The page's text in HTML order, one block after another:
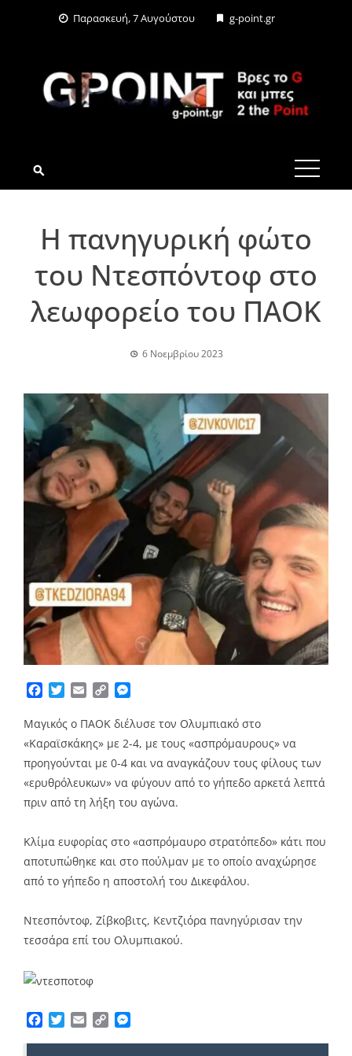
Παρασκευή, 7 Αυγούστου g-point.gr
G-POINT.GR
Η πανηγυρική φώτο
του Ντεσπόντοφ στο
λεωφορείο του ΠΑΟΚ
6 Νοεμβρίου 2023
Facebook
TwitterEmailCopy
Μαγικός ο ΠΑΟΚ διέλυσε τον Ολυμπιακό στο
«Καραϊσκάκης» με 2-4, με τους «ασπρόμαυρους» να
προηγούνται με 0-4 και να αναγκάζουν τους φίλους των
«ερυθρόλευκων» να φύγουν από το γήπεδο αρκετά λεπτά
πριν από τη λήξη του αγώνα.
Κλίμα ευφορίας στο «ασπρόμαυρο στρατόπεδο» κάτι που
αποτυπώθηκε και στο πούλμαν με το οποίο αναχώρησε
από το γήπεδο η αποστολή του Δικεφάλου.
Ντεσπόντοφ, Ζίβκοβιτς, Κεντζιόρα πανηγύρισαν την
τεσσάρα επί του Ολυμπιακού.
Facebook
TwitterEmailCopy